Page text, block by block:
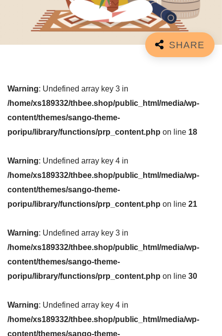
Warning: Undefined array key 3 in
/home/xs189332/thbee.shop/public_html/media/wp-
content/themes/sango-theme-
poripu/library/functions/prp_content.php on line 18
Warning: Undefined array key 4 in
/home/xs189332/thbee.shop/public_html/media/wp-
content/themes/sango-theme-
poripu/library/functions/prp_content.php on line 21
Warning: Undefined array key 3 in
/home/xs189332/thbee.shop/public_html/media/wp-
content/themes/sango-theme-
poripu/library/functions/prp_content.php on line 30
Warning: Undefined array key 4 in
/home/xs189332/thbee.shop/public_html/media/wp-
content/themes/sango-theme-